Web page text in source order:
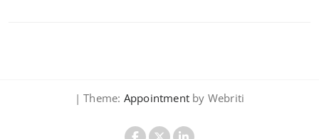
| Theme: Appointmentby Webriti